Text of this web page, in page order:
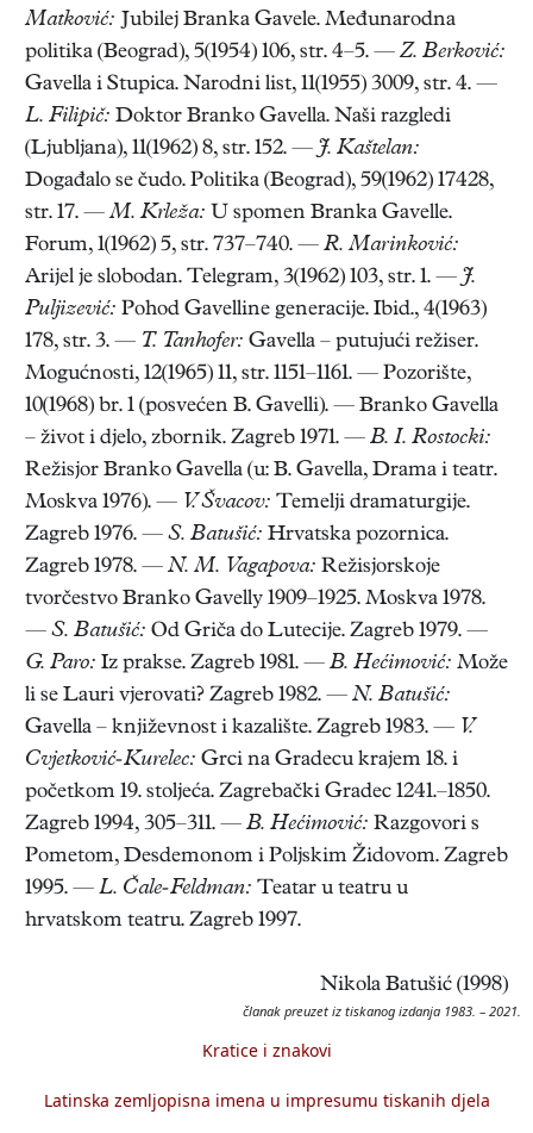
Matković: Jubilej Branka Gavele. Međunarodna
politika (Beograd), 5(1954) 106, str. 4–5. — Z. Berković:
Gavella i Stupica. Narodni list, 11(1955) 3009, str. 4. —
L. Filipič: Doktor Branko Gavella. Naši razgledi
(Ljubljana), 11(1962) 8, str. 152. — J. Kaštelan:
Događalo se čudo. Politika (Beograd), 59(1962) 17428,
str. 17. —M. Krleža: U spomen Branka Gavelle.
Forum, 1(1962) 5, str. 737–740. — R. Marinković:
Arijel je slobodan. Telegram, 3(1962) 103, str. 1. — J.
Puljizević: Pohod Gavelline generacije. Ibid., 4(1963)
178, str. 3. — T. Tanhofer: Gavella – putujući režiser.
Mogućnosti, 12(1965) 11, str. 1151–1161. — Pozorište,
10(1968) br. 1 (posvećen B. Gavelli). — Branko Gavella
– život i djelo, zbornik. Zagreb 1971. — B. I. Rostocki:
Režisjor Branko Gavella (u: B. Gavella, Drama i teatr.
Moskva 1976). — V. Švacov: Temelji dramaturgije.
Zagreb 1976. — S. Batušić: Hrvatska pozornica.
Zagreb 1978. — N. M. Vagapova: Režisjorskoje
tvorčestvo Branko Gavelly 1909–1925. Moskva 1978.
— S. Batušić: Od Griča do Lutecije. Zagreb 1979. —
G. Paro: Iz prakse. Zagreb 1981. — B. Hećimović: Može
li se Lauri vjerovati? Zagreb 1982. — N. Batušić:
Gavella – književnost i kazalište. Zagreb 1983. — V.
Cvjetković-Kurelec: Grci na Gradecu krajem 18. i
početkom 19. stoljeća. Zagrebački Gradec 1241.–1850.
Zagreb 1994, 305–311. — B. Hećimović: Razgovori s
Pometom, Desdemonom i Poljskim Židovom. Zagreb
1995. — L. Čale-Feldman: Teatar u teatru u
hrvatskom teatru. Zagreb 1997.
Nikola Batušić (1998)
članak preuzet iz tiskanog izdanja 1983. – 2021.
Kratice i znakovi
Latinska zemljopisna imena u impresumu tiskanih djela